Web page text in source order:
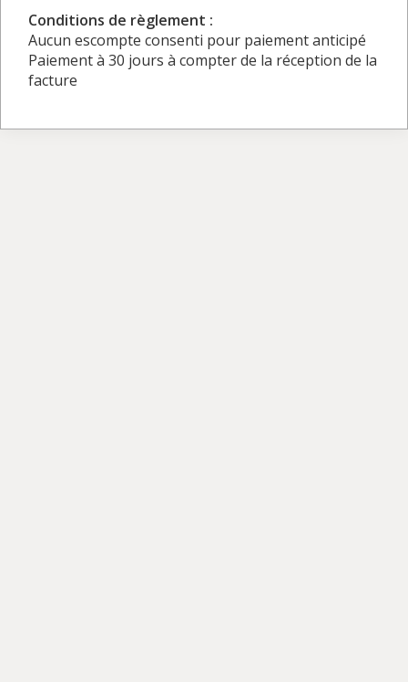
Conditions de règlement :
Aucun escompte consenti pour paiement anticipé
Paiement à 30 jours à compter de la réception de la
facture